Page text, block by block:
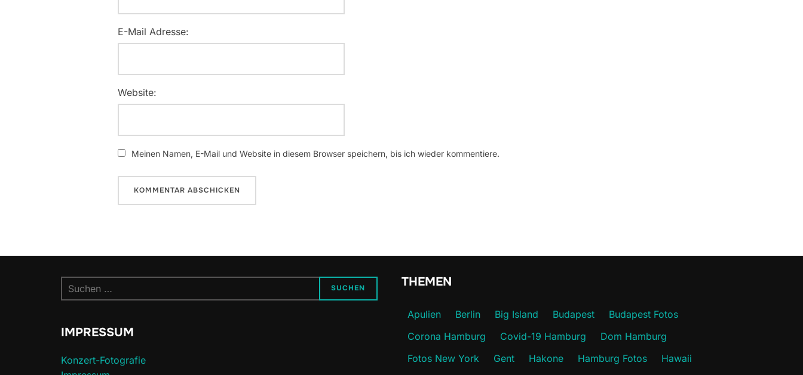
E-Mail Adresse:
Website:
Meinen Namen, E-Mail und Website in diesem Browser speichern, bis ich wieder kommentiere.
Suchen
nach:
SUCHEN
IMPRESSUM
Konzert-Fotografie
THEMEN
Apulien Berlin Big Island Budapest
Budapest Fotos
Corona Hamburg
Covid-19 Hamburg
Dom Hamburg
Fotos New York
Gent Hakone Hamburg Fotos
Hawaii